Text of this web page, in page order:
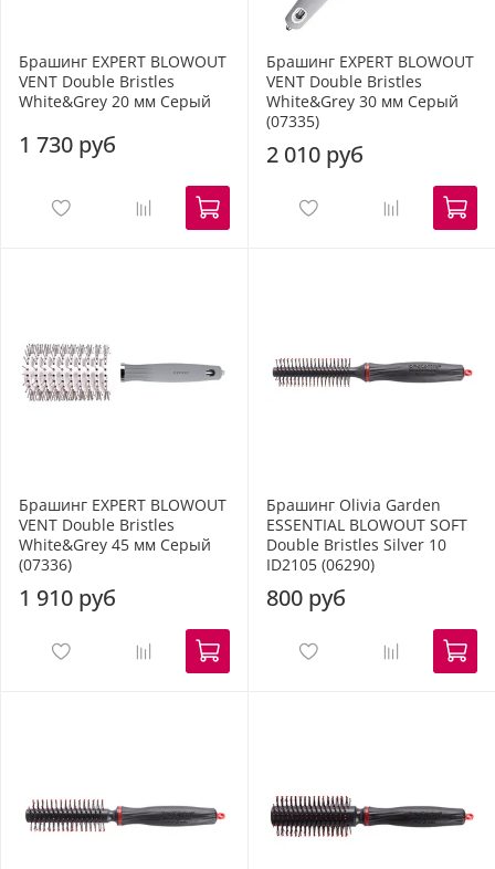
Брашинг EXPERT BLOWOUT
VENT Double Bristles
White&Grey 20 мм Серый
1 730 руб
Брашинг EXPERT BLOWOUT
VENT Double Bristles
White&Grey 30 мм Серый
(07335)
2 010 руб
Брашинг EXPERT BLOWOUT
VENT Double Bristles
White&Grey 45 мм Серый
(07336)
1 910 руб
Брашинг Olivia Garden
ESSENTIAL BLOWOUT SOFT
Double Bristles Silver 10
ID2105 (06290)
800 руб